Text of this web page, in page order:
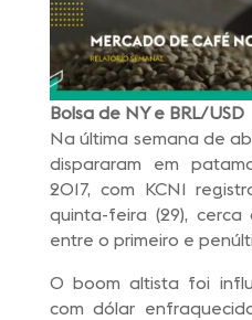
Bolsa de NY e BRL/USD
Na última semana de
dispararam em
2017, com KCN1
quinta-feira (29), cerca
entre o primeiro e
O boom altista foi
com dólar